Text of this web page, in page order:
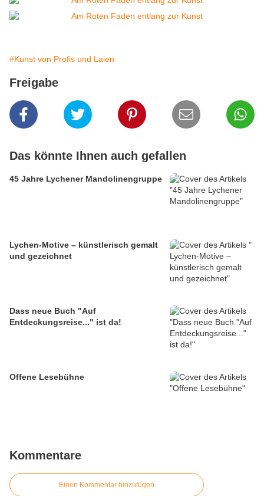
#Kunst von Profis und Laien
Freigabe
Das könnte Ihnen auch gefallen
45 Jahre Lychener Mandolinengruppe
Lychen-Motive – künstlerisch gemalt
und gezeichnet
Dass neue Buch "Auf
Entdeckungsreise..." ist da!
Offene Lesebühne
Kommentare
Einen Kommentar hinzufügen